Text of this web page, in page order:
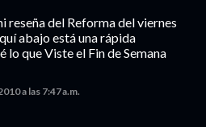
reseña del Reforma del viernes
abajo está una rápida
lo que Viste el Fin de Semana
a las 7:47 a.m.